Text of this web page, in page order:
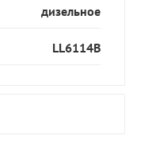
дизельное
LL6114B